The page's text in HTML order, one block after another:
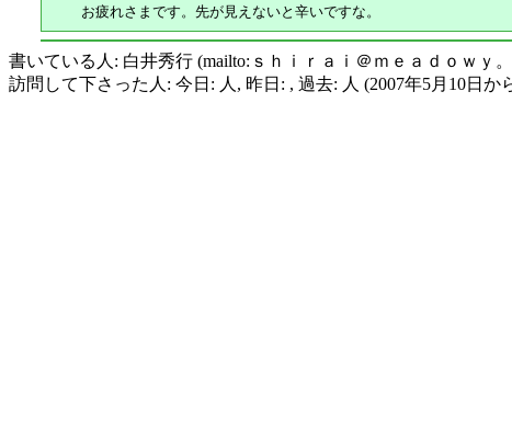
お疲れさまです。先が見えないと辛いですな。
書いている人: 白井秀行 (mailto:ｓｈｉｒａｉ＠ｍｅａｄｏｗｙ
訪問して下さった人: 今日: 人, 昨日: , 過去: 人 (2007年5月10日か